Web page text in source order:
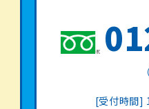
[受付時間]